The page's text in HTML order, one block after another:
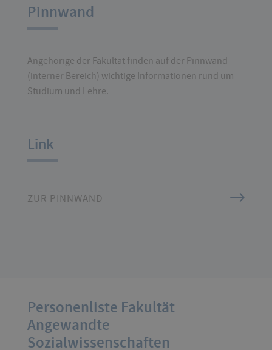
Pinnwand
Angehörige der Fakultät finden auf der Pinnwand
(interner Bereich) wichtige Informationen rund um
Studium und Lehre.
Link
ZUR PINNWAND
Personenliste Fakultät
Angewandte
Sozialwissenschaften